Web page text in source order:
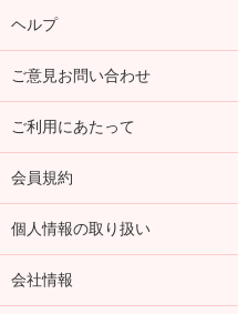
ヘルプ
ご意見お問い合わせ
ご利用にあたって
会員規約
個人情報の取り扱い
会社情報